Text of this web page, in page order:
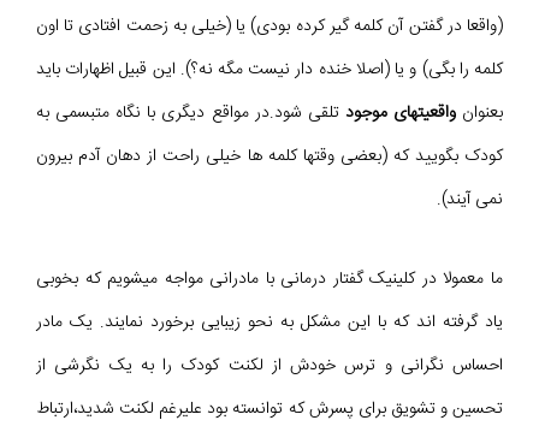
(واقعا در گفتن آن کلمه گیر کرده بودی) یا (خیلی به زحمت افتادی تا اون
کلمه را بگی) و یا (اصلا خنده دار نیست مگه نه؟). این قبیل اظهارات باید
بعنوانواقعیتهای موجود تلقی شود.در مواقع دیگری با نگاه متبسمی به
کودک بگویید که (بعضی وقتها کلمه ها خیلی راحت از دهان آدم بیرون
نمی آیند).
ما معمولا در کلینیک گفتار درمانی با مادرانی مواجه میشویم که بخوبی
یاد گرفته اند که با این مشکل به نحو زیبایی برخورد نمایند. یک مادر
احساس نگرانی و ترس خودش از لکنت کودک را به یک نگرشی از
تحسین و تشویق برای پسرش که توانسته بود علیرغم لکنت شدید،ارتباط